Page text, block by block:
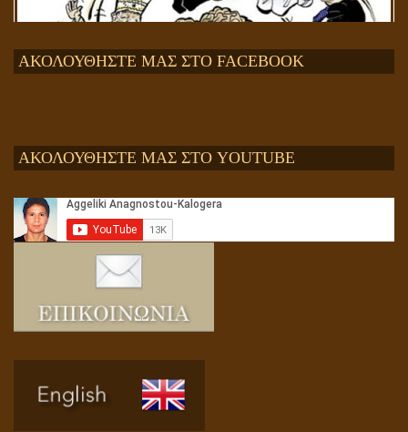
Αληθής και επίπλαστη πνευματικότητα
ΑΚΟΛΟΥΘΗΣΤΕ ΜΑΣ ΣΤΟ FACEBOOK
ΑΚΟΛΟΥΘΗΣΤΕ ΜΑΣ ΣΤΟ YOUTUBE